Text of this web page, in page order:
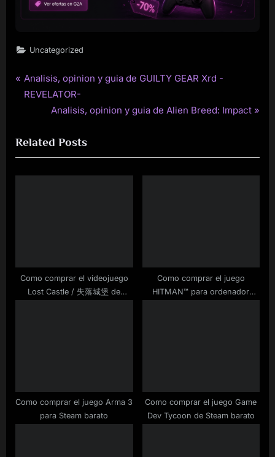
Uncategorized
Post
navigation
P
r
i
o
u
:
Analisis, opinion y guia de GUILTY GEAR Xrd -
REVELATOR-
N
x
t
P
Analisis, opinion y guia de Alien Breed: Impact
Related Posts
Como comprar el videojuego
Lost Castle / 失落城堡 de
Como comprar el juego
HITMAN™ para ordenador
Como comprar el juego Arma 3
para Steam barato
Como comprar el juego Game
Dev Tycoon de Steam barato